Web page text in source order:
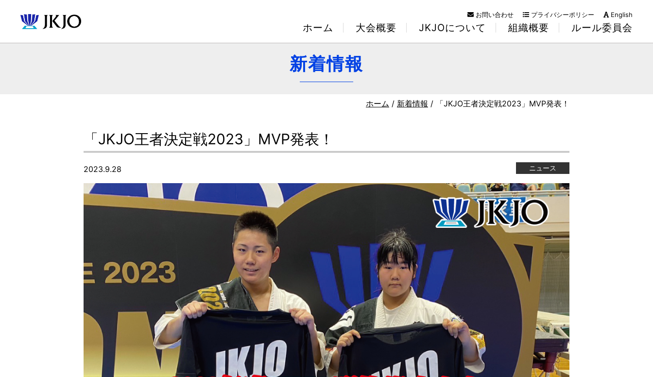
お問い合わせ プライバシーポリシー English
ホーム 大会概要 JKJOについて 組織概要 ルール委員会
新着情報
ホーム / 新着情報 / 「JKJO王者決定戦2023」MVP発表！
「JKJO王者決定戦2023」MVP発表！
2023.9.28 ニュース